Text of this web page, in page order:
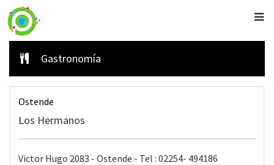
Gastronomía
Ostende
Los Hermanos
Victor Hugo 2083 - Ostende - Tel : 02254- 494186